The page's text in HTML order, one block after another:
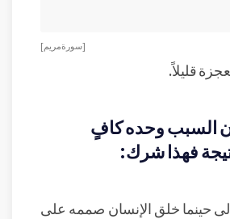
[ سورة مريم ]
قليلاً.
السبب وحده كافٍ
فهذا شرك:
حينما خلق الإنسان صممه على